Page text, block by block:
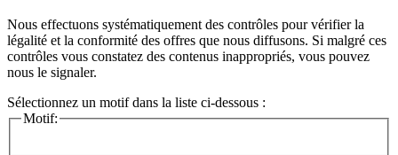
Nous effectuons systématiquement des contrôles pour vérifier la
légalité et la conformité des offres que nous diffusons. Si malgré ces
contrôles vous constatez des contenus inappropriés, vous pouvez
nous le signaler.
Sélectionnez un motif dans la liste ci-dessous :
Motif: